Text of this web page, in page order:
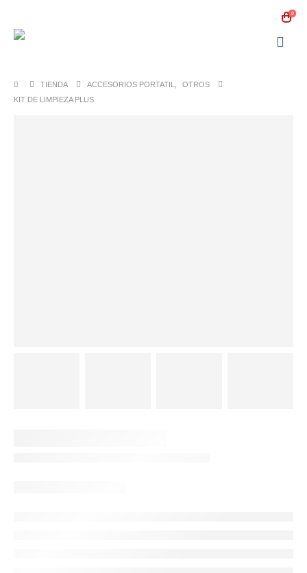
0
TIENDA ACCESORIOS PORTATIL
OTROS
KIT DE LIMPIEZA PLUS